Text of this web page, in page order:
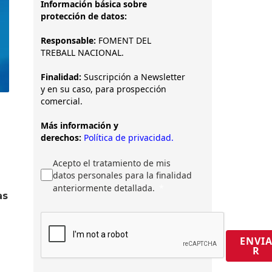
Información básica sobre
protección de datos:
Responsable: FOMENT DEL
TREBALL NACIONAL.
Finalidad: Suscripción a Newsletter
y en su caso, para prospección
comercial.
Más información y
derechos: Política de privacidad.
Acepto el tratamiento de mis
datos personales para la finalidad
anteriormente detallada.
ENVIA
R